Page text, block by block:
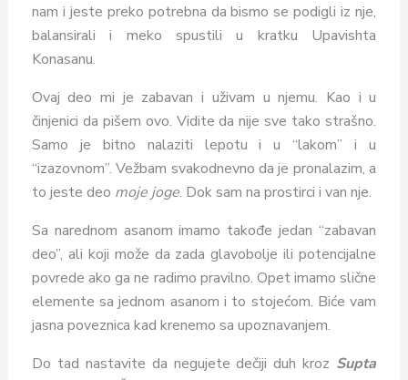
nam i jeste preko potrebna da bismo se podigli iz nje,
balansirali i meko spustili u kratku Upavishta
Konasanu.
Ovaj deo mi je zabavan i uživam u njemu. Kao i u
činjenici da pišem ovo. Vidite da nije sve tako strašno.
Samo je bitno nalaziti lepotu i u “lakom” i u
“izazovnom”. Vežbam svakodnevno da je pronalazim, a
to jeste deo moje joge. Dok sam na prostirci i van nje.
Sa narednom asanom imamo takođe jedan “zabavan
deo”, ali koji može da zada glavobolje ili potencijalne
povrede ako ga ne radimo pravilno. Opet imamo slične
elemente sa jednom asanom i to stojećom. Biće vam
jasna poveznica kad krenemo sa upoznavanjem.
Do tad nastavite da negujete dečiji duh kroz Supta